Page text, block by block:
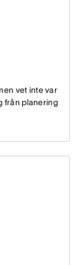
vet inte var
från planering